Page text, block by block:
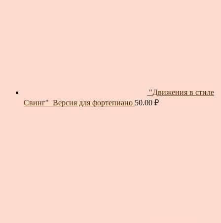
"Движения в стиле
Свинг"_Версия для фортепиано 50.00 ₽